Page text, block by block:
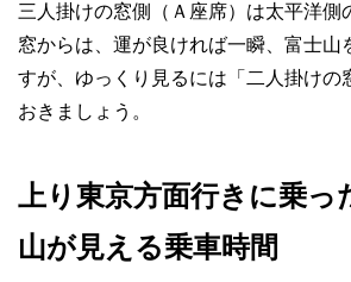
三人掛けの窓側（Ａ座席）は太平洋側
窓からは、運が良ければ一瞬、富士山
すが、ゆっくり見るには「二人掛けの
おきましょう。
上り東京方面行きに乗っ
山が見える乗車時間